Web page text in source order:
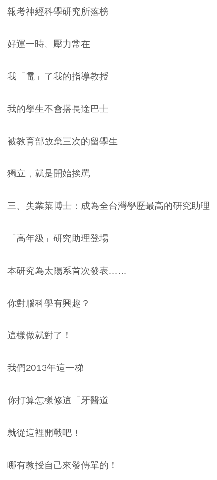
報考神經科學研究所落榜
好運一時、壓力常在
我「電」了我的指導教授
我的學生不會搭長途巴士
被教育部放棄三次的留學生
獨立，就是開始挨罵
三、失業菜博士：成為全台灣學歷最高的研究助理
「高年級」研究助理登場
本研究為太陽系首次發表……
你對腦科學有興趣？
這樣做就對了！
我們2013年這一梯
你打算怎樣修這「牙醫道」
就從這裡開戰吧！
哪有教授自己來發傳單的！